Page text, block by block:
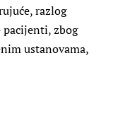
razlog
zbog
ustanovama,